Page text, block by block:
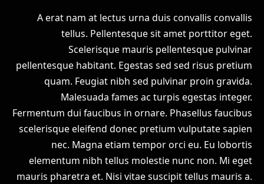
A erat nam at lectus urna duis convallis convallis
tellus. Pellentesque sit amet porttitor eget.
Scelerisque mauris pellentesque pulvinar
pellentesque habitant. Egestas sed sed risus pretium
quam. Feugiat nibh sed pulvinar proin gravida.
Malesuada fames ac turpis egestas integer.
Fermentum dui faucibus in ornare. Phasellus faucibus
scelerisque eleifend donec pretium vulputate sapien
nec. Magna etiam tempor orci eu. Eu lobortis
elementum nibh tellus molestie nunc non. Mi eget
mauris pharetra et. Nisi vitae suscipit tellus mauris a.